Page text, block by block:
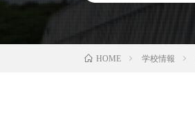
HOME 学校情報